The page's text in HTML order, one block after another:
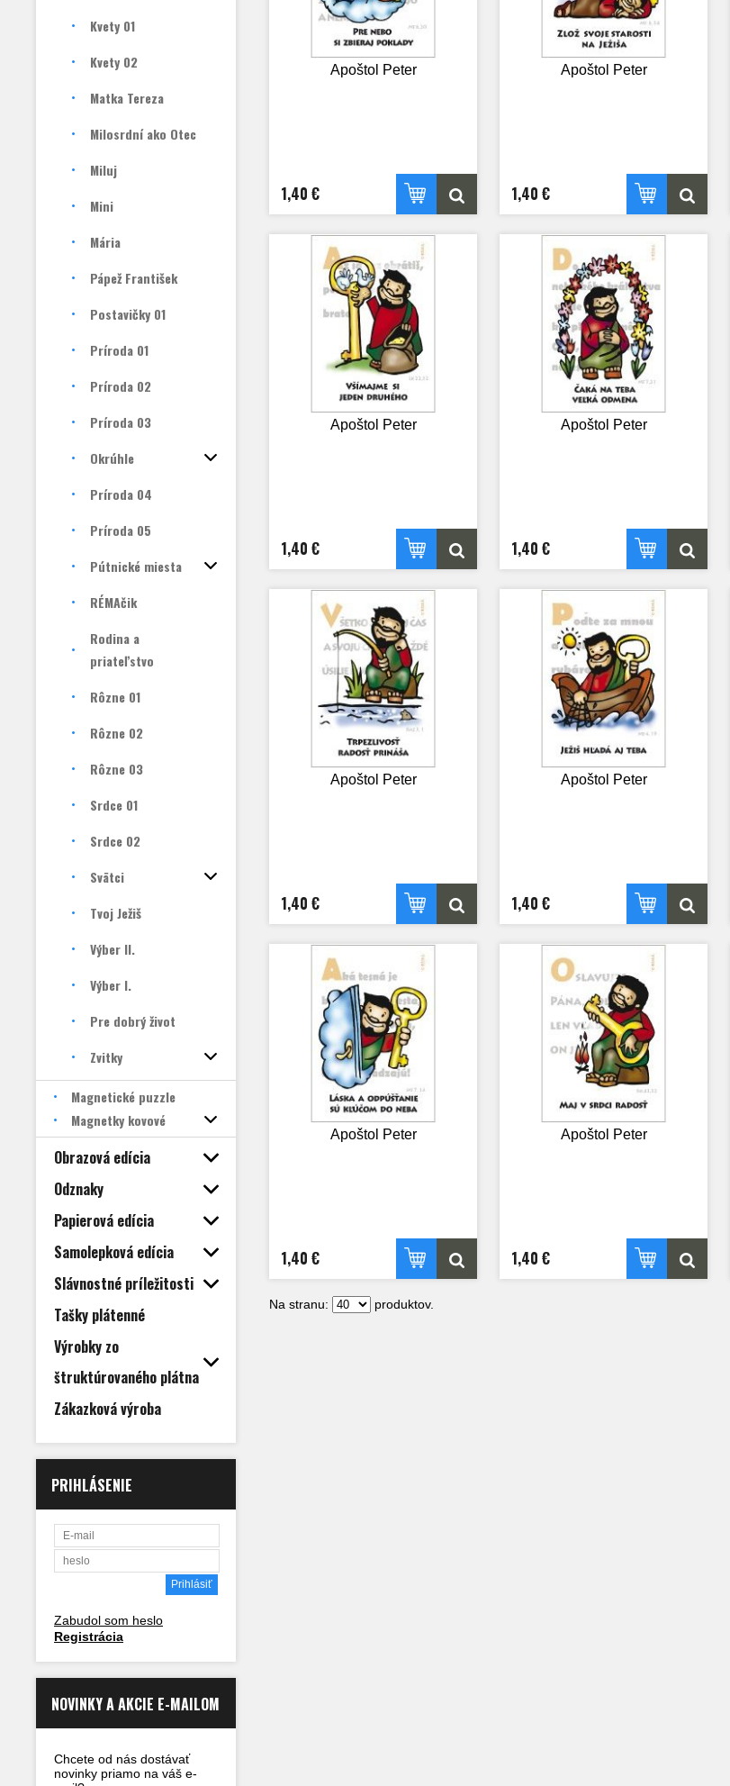
Kvety 01
Kvety 02
Matka Tereza
Milosrdní ako Otec
Miluj
Mini
Mária
Pápež František
Postavičky 01
Príroda 01
Príroda 02
Príroda 03
Okrúhle
Príroda 04
Príroda 05
Pútnické miesta
RÉMAčik
Rodina a
priateľstvo
Rôzne 01
Rôzne 02
Rôzne 03
Srdce 01
Srdce 02
Svätci
Tvoj Ježiš
Výber II.
Výber I.
Pre dobrý život
Zvitky
Magnetické puzzle
Magnetky kovové
Obrazová edícia
Odznaky
Papierová edícia
Samolepková edícia
Slávnostné príležitosti
Tašky plátenné
Výrobky zo
štruktúrovaného plátna
Zákazková výroba
PRIHLÁSENIE
Zabudol som heslo
Registrácia
NOVINKY A AKCIE E-MAILOM
Chcete od nás dostávať
novinky priamo na váš e-
Apoštol Peter
1,40 €
Apoštol Peter
1,40 €
Apoštol Peter
1,40 €
Apoštol Peter
1,40 €
Apoštol Peter
1,40 €
Apoštol Peter
1,40 €
Apoštol Peter
1,40 €
Apoštol Peter
1,40 €
Na stranu: produktov.